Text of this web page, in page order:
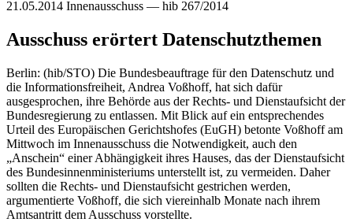
21.05.2014 Innenausschuss — hib 267/2014
Ausschuss erörtert Datenschutzthemen
Berlin: (hib/STO) Die Bundesbeauftrage für den Datenschutz und
die Informationsfreiheit, Andrea Voßhoff, hat sich dafür
ausgesprochen, ihre Behörde aus der Rechts- und Dienstaufsicht der
Bundesregierung zu entlassen. Mit Blick auf ein entsprechendes
Urteil des Europäischen Gerichtshofes (EuGH) betonte Voßhoff am
Mittwoch im Innenausschuss die Notwendigkeit, auch den
„Anschein“ einer Abhängigkeit ihres Hauses, das der Dienstaufsicht
des Bundesinnenministeriums unterstellt ist, zu vermeiden. Daher
sollten die Rechts- und Dienstaufsicht gestrichen werden,
argumentierte Voßhoff, die sich viereinhalb Monate nach ihrem
Amtsantritt dem Ausschuss vorstellte.